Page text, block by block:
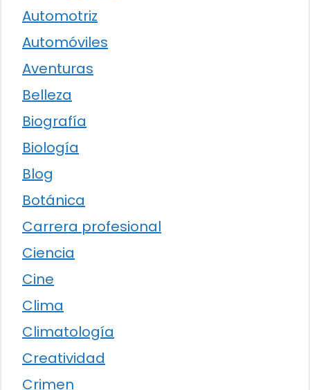
Automotriz
Automóviles
Aventuras
Belleza
Biografía
Biología
Blog
Botánica
Carrera profesional
Ciencia
Cine
Clima
Climatología
Creatividad
Crimen